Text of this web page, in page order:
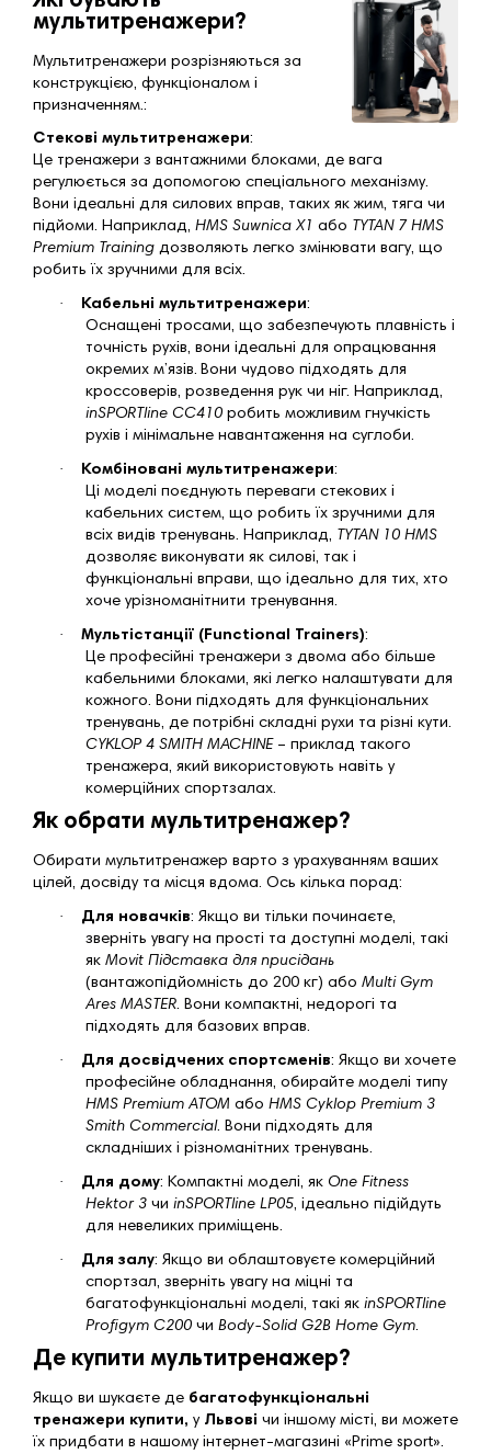
мультитренажери?
Мультитренажери розрізняються за
конструкцією, функціоналом і
призначенням.:
Стекові мультитренажери:
Це тренажери з вантажними блоками, де вага
регулюється за допомогою спеціального механізму.
Вони ідеальні для силових вправ, таких як жим, тяга чи
підйоми. Наприклад, HMS Suwnica X1 або TYTAN 7 HMS
Premium Training дозволяють легко змінювати вагу, що
робить їх зручними для всіх.
·
Кабельні мультитренажери:
Оснащені тросами, що забезпечують плавність і
точність рухів, вони ідеальні для опрацювання
окремих м’язів. Вони чудово підходять для
кроссоверів, розведення рук чи ніг. Наприклад,
inSPORTline CC410 робить можливим гнучкість
рухів і мінімальне навантаження на суглоби.
·
Комбіновані мультитренажери:
Ці моделі поєднують переваги стекових і
кабельних систем, що робить їх зручними для
всіх видів тренувань. Наприклад, TYTAN 10 HMS
дозволяє виконувати як силові, так і
функціональні вправи, що ідеально для тих, хто
хоче урізноманітнити тренування.
·
Мультістанції (Functional Trainers):
Це професійні тренажери з двома або більше
кабельними блоками, які легко налаштувати для
кожного. Вони підходять для функціональних
тренувань, де потрібні складні рухи та різні кути.
CYKLOP 4 SMITH MACHINE – приклад такого
тренажера, який використовують навіть у
комерційних спортзалах.
Як обрати мультитренажер?
Обирати мультитренажер варто з урахуванням ваших
цілей, досвіду та місця вдома. Ось кілька порад:
·
Для новачків: Якщо ви тільки починаєте,
зверніть увагу на прості та доступні моделі, такі
як Movit Підставка для присідань
(вантажопідйомність до 200 кг) або Multi Gym
Ares MASTER. Вони компактні, недорогі та
підходять для базових вправ.
·
Для досвідчених спортсменів: Якщо ви хочете
професійне обладнання, обирайте моделі типу
HMS Premium ATOM або HMS Cyklop Premium 3
Smith Commercial. Вони підходять для
складніших і різноманітних тренувань.
·
Для дому: Компактні моделі, як One Fitness
Hektor 3 чи inSPORTline LP05, ідеально підійдуть
для невеликих приміщень.
·
Для залу: Якщо ви облаштовуєте комерційний
спортзал, зверніть увагу на міцні та
багатофункціональні моделі, такі як inSPORTline
Profigym C200 чи Body-Solid G2B Home Gym.
Де купити мультитренажер?
Якщо ви шукаєте де багатофункціональні
тренажери купити, у Львові чи іншому місті, ви можете
їх придбати в нашому інтернет-магазині « Prime sport».